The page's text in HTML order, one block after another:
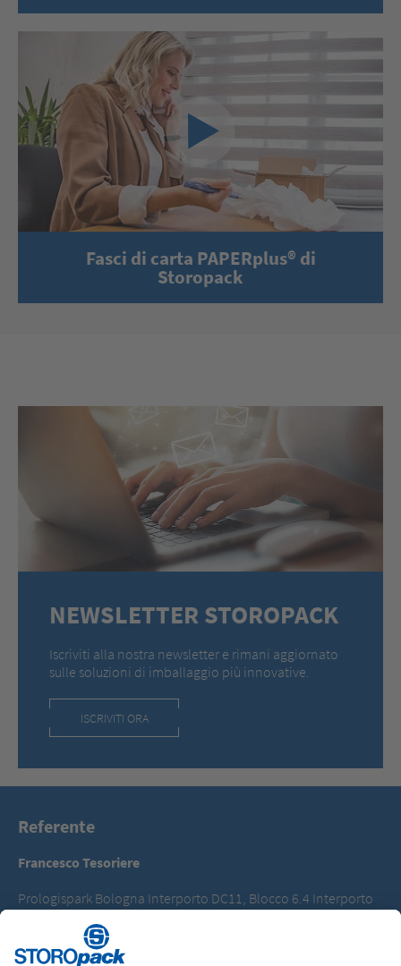
Fasci di carta PAPERplus® di
Storopack
NEWSLETTER STOROPACK
Iscriviti alla nostra newsletter e rimani aggiornato
sulle soluzioni di imballaggio più innovative.
ISCRIVITI ORA
Referente
Francesco Tesoriere
Prologispark Bologna Interporto DC11, Blocco 6.4 Interporto
T +39 051 6832100
francesco.tesoriere@storopack.com